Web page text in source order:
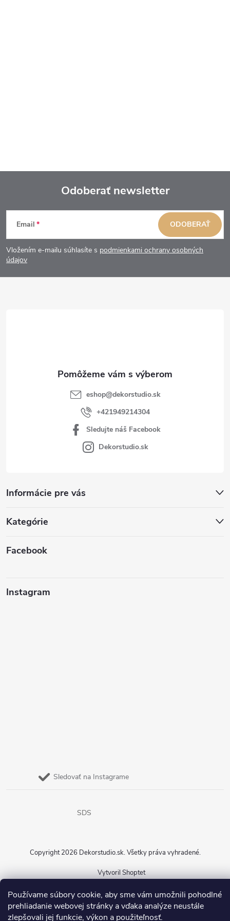
Používame súbory cookie, aby sme vám umožnili pohodlné
prehliadanie webovej stránky a vďaka analýze neustále
zlepšovali jej funkcie, výkon a použiteľnosť.
Z
á
p
Odoberať newsletter
Email
Vložením e-mailu súhlasíte s podmienkami ochrany osobných
údajov
ODOBERAŤ
Informácie pre vás
Kategórie
Facebook
Instagram
Sledovať na Instagrame
eshop@dekorstudio.sk
+421949214304
Sledujte náš Facebook
Dekorstudio.sk
SDS
Vytvoril Shoptet
Copyright 2026 Dekorstudio.sk. Všetky práva vyhradené.